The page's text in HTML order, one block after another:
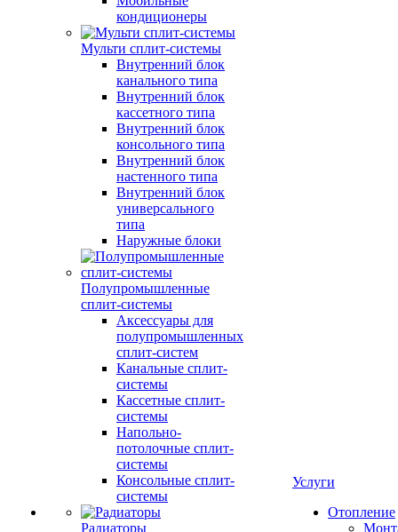
кондиционеры
Мульти сплит-системы
Внутренний блок
канального типа
Внутренний блок
кассетного типа
Внутренний блок
консольного типа
Внутренний блок
настенного типа
Внутренний блок
универсального
типа
Наружные блоки
Полупромышленные
сплит-системы
Аксессуары для
полупромышленных
сплит-систем
Канальные сплит-
системы
Кассетные сплит-
системы
Напольно-
потолочные сплит-
системы
Консольные сплит-
системы
Радиаторы
Услуги
Отопление